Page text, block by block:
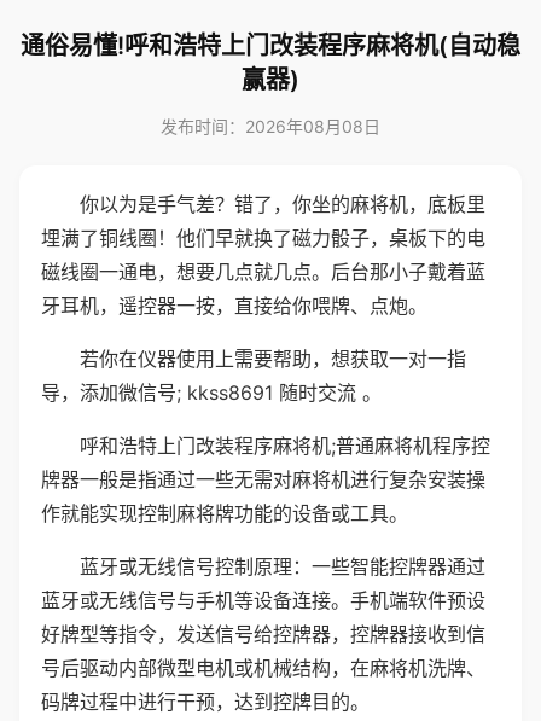
通俗易懂!呼和浩特上门改装程序麻将机(自动稳
赢器)
发布时间：2026年08月08日
你以为是手气差？错了，你坐的麻将机，底板里
埋满了铜线圈！他们早就换了磁力骰子，桌板下的电
磁线圈一通电，想要几点就几点。后台那小子戴着蓝
牙耳机，遥控器一按，直接给你喂牌、点炮。
若你在仪器使用上需要帮助，想获取一对一指
导，添加微信号; kkss8691 随时交流 。
呼和浩特上门改装程序麻将机;普通麻将机程序控
牌器一般是指通过一些无需对麻将机进行复杂安装操
作就能实现控制麻将牌功能的设备或工具。
蓝牙或无线信号控制原理：一些智能控牌器通过
蓝牙或无线信号与手机等设备连接。手机端软件预设
好牌型等指令，发送信号给控牌器，控牌器接收到信
号后驱动内部微型电机或机械结构，在麻将机洗牌、
码牌过程中进行干预，达到控牌目的。